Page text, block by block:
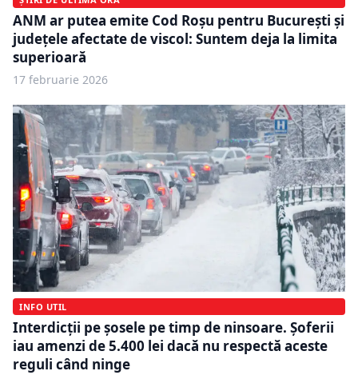
ANM ar putea emite Cod Roșu pentru București și
județele afectate de viscol: Suntem deja la limita
superioară
17 februarie 2026
INFO UTIL
Interdicții pe șosele pe timp de ninsoare. Șoferii
iau amenzi de 5.400 lei dacă nu respectă aceste
reguli când ninge